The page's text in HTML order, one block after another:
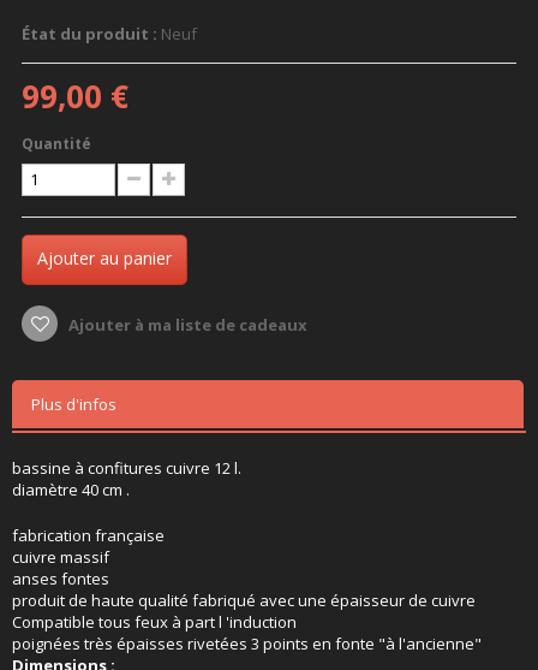
État du produit : Neuf
99,00 €
Quantité
Ajouter au panier
Ajouter à ma liste de cadeaux
Plus d'infos
bassine à confitures cuivre 12 l.
diamètre 40 cm .
fabrication française
cuivre massif
anses fontes
produit de haute qualité fabriqué avec une épaisseur de cuivre
Compatible tous feux à part l 'induction
poignées très épaisses rivetées 3 points en fonte "à l'ancienne"
Dimensions :